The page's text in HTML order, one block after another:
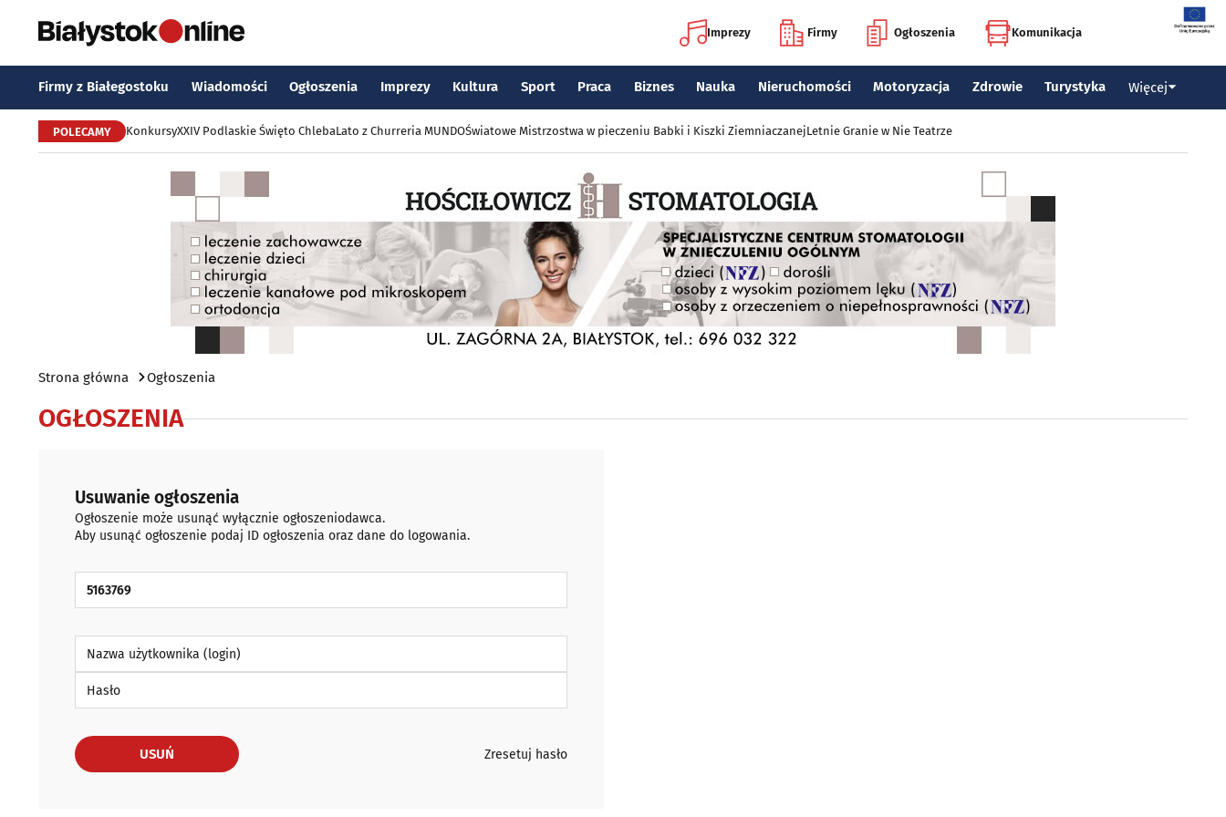
Imprezy Firmy Ogłoszenia Komunikacja
Firmy z Białegostoku Wiadomości Ogłoszenia Imprezy Kultura Sport Praca Biznes Nauka Nieruchomości Motoryzacja Zdrowie Turystyka Więcej
POLECAMY KonkursyXXIV Podlaskie Święto ChlebaLato z Churreria MUNDOŚwiatowe Mistrzostwa w pieczeniu Babki i Kiszki ZiemniaczanejLetnie Granie w Nie Teatrze
Strona główna Ogłoszenia
OGŁOSZENIA
Usuwanie ogłoszenia
Ogłoszenie może usunąć wyłącznie ogłoszeniodawca.
Aby usunąć ogłoszenie podaj ID ogłoszenia oraz dane do logowania.
USUŃ Zresetuj hasło